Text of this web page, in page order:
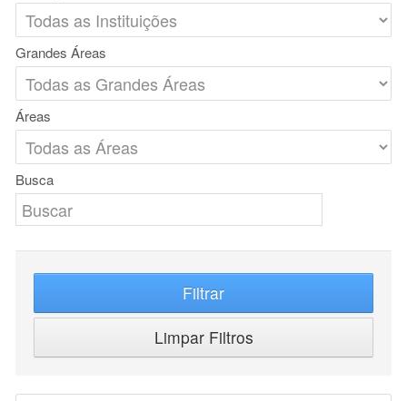
Grandes Áreas
Áreas
Busca
Filtrar
Limpar Filtros